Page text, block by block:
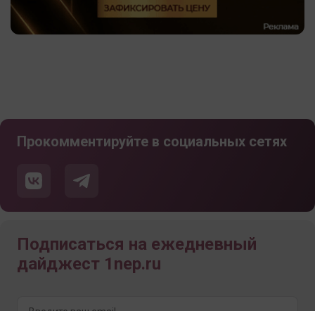
Прокомментируйте в социальных сетях
Подписаться на ежедневный
дайджест 1nep.ru